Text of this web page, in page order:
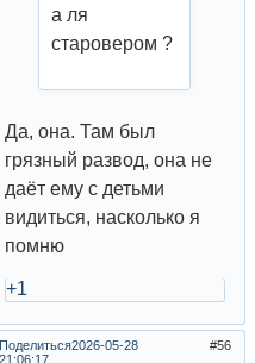
а ля
старовером ?
Да, она. Там был
грязный развод, она не
даёт ему с детьми
видиться, насколько я
помню
+1
Поделиться 56
2026-05-28
21:06:17